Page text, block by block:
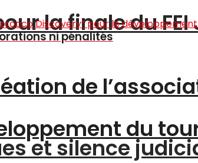
la finale du
et silence
de
du
ni pénalités